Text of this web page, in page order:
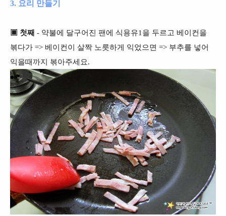
3. 요리 만들기
▣ 첫째 - 약불에 달구어진 팬에 식용유1을 두르고 베이컨을
볶다가 => 베이컨이 살짝 노릇하게 익었으면 => 부추를 넣어
익을때까지 볶아주세요.